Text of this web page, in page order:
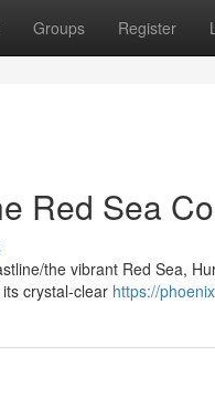
Groups Register
Red Sea
the vibrant Red Sea,
crystal-clear https://